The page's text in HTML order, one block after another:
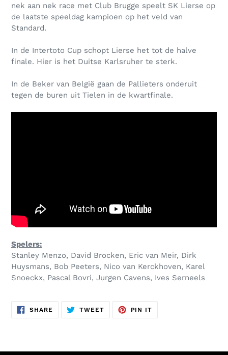
nek aan nek race met Club Brugge speelt SK Lierse op
de laatste speeldag kampioen op het veld van
Standard.
In de Intertoto Cup schopt Lierse het tot de halve
finale. Hier is het Duitse Karlsruher te sterk.
In de Beker van België gaan de Pallieters onderuit
tegen de buren uit Tielen in de kwartfinale.
Spelers:
Stanley Menzo, David Brocken, Eric van Meir, Dirk
Huysmans, Bob Peeters, Nico van Kerckhoven, Karel
Snoeckx, Pascal Bovri, Jurgen Cavens, Ives Serneels
SHARE SHARE
TWEETTWEET
PIN IT